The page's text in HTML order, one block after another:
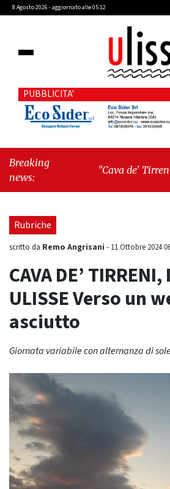
8 Agosto 2026 - aggiornato alle 05:12
PUBBLICITA'
Breaking
news:
"Cava de' Tirreni,
Rubriche
scritto da Remo Angrisani - 11 Ottobre 2024
CAVA DE’
ULISSE Verso un
asciutto
Giornata variabile con alternanza di